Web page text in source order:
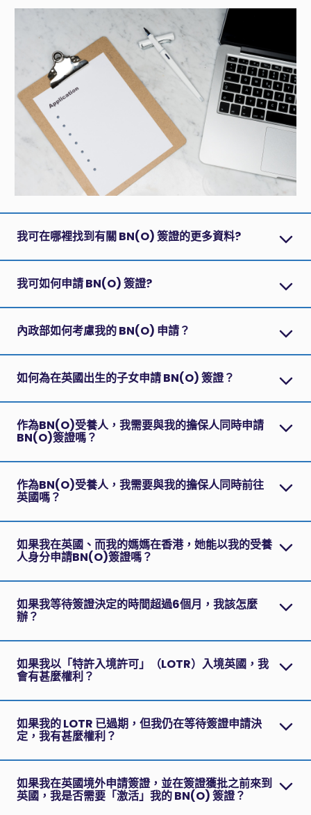
我可在哪裡找到有關 BN(O) 簽證的更多資料?
我可如何申請 BN(O) 簽證?
內政部如何考慮我的 BN(O) 申請？
如何為在英國出生的子女申請 BN(O) 簽證？
作為BN(O)受養人，我需要與我的擔保人同時申請
BN(O)簽證嗎？
作為BN(O)受養人，我需要與我的擔保人同時前往
英國嗎？
如果我在英國、而我的媽媽在香港，她能以我的受養
人身分申請BN(O)簽證嗎？
如果我等待簽證決定的時間超過6個月，我該怎麼
辦？
如果我以「特許入境許可」（LOTR）入境英國，我
會有甚麼權利？
如果我的 LOTR 已過期，但我仍在等待簽證申請決
定，我有甚麼權利？
如果我在英國境外申請簽證，並在簽證獲批之前來到
英國，我是否需要「激活」我的 BN(O) 簽證？